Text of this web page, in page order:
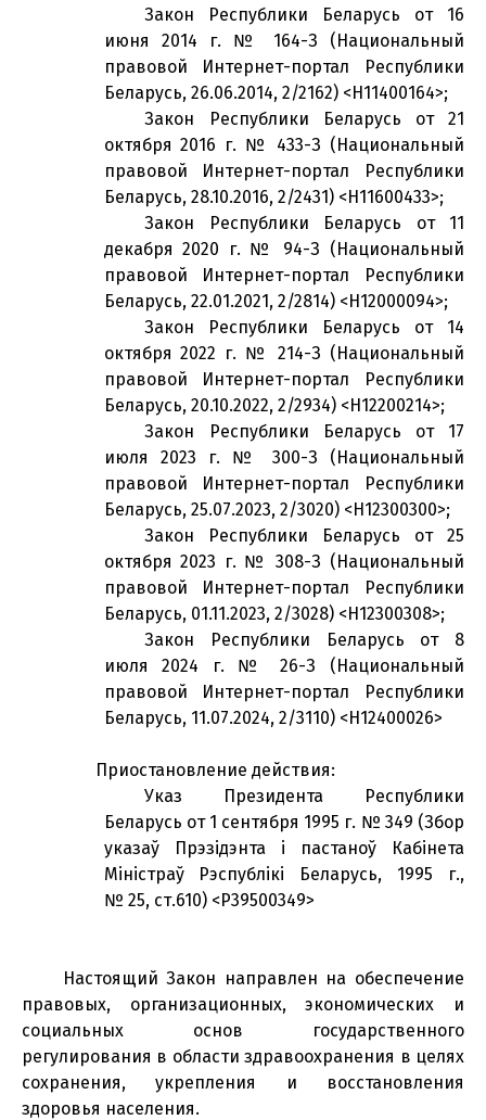
Закон Республики Беларусь от 16
июня 2014 г. № 164-З (Национальный
правовой Интернет-портал Республики
Беларусь, 26.06.2014, 2/2162) <H11400164>;
Закон Республики Беларусь от 21
октября 2016 г. № 433-З (Национальный
правовой Интернет-портал Республики
Беларусь, 28.10.2016, 2/2431) <H11600433>;
Закон Республики Беларусь от 11
декабря 2020 г. № 94-З (Национальный
правовой Интернет-портал Республики
Беларусь, 22.01.2021, 2/2814) <H12000094>;
Закон Республики Беларусь от 14
октября 2022 г. № 214-З (Национальный
правовой Интернет-портал Республики
Беларусь, 20.10.2022, 2/2934) <H12200214>;
Закон Республики Беларусь от 17
июля 2023 г. № 300-З (Национальный
правовой Интернет-портал Республики
Беларусь, 25.07.2023, 2/3020) <H12300300>;
Закон Республики Беларусь от 25
октября 2023 г. № 308-З (Национальный
правовой Интернет-портал Республики
Беларусь, 01.11.2023, 2/3028) <H12300308>;
Закон Республики Беларусь от 8
июля 2024 г. № 26-З (Национальный
правовой Интернет-портал Республики
Беларусь, 11.07.2024, 2/3110) <H12400026>
Приостановление действия:
Указ Президента Республики
Беларусь от 1 сентября 1995 г. № 349 (Збор
указаў Прэзідэнта і пастаноў Кабінета
Міністраў Рэспублікі Беларусь, 1995 г.,
№ 25, ст.610) <P39500349>
Настоящий Закон направлен на обеспечение
правовых, организационных, экономических и
социальных основ государственного
регулирования в области здравоохранения в целях
сохранения, укрепления и восстановления
здоровья населения.